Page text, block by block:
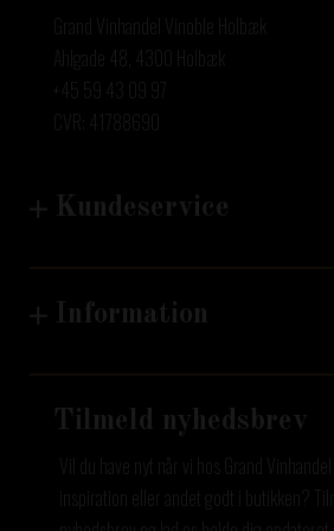
Grand Vinhandel Vinoble Holbæk
Ahlgade 48, 4300 Holbæk
+45 59 43 09 97
CVR: 41788690
Kundeservice
Information
Tilmeld nyhedsbrev
Vil du have nyt når vi hos Grand Vinhandel
inspiration eller andet godt i butikken?